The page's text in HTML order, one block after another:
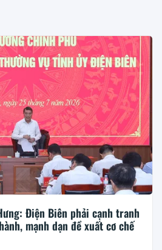
Điện Biên phải cạnh tranh
mạnh dạn đề xuất cơ chế